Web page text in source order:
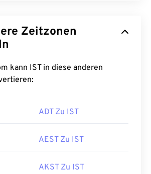
Zeitzonen
kann IST in diese anderen
ADT Zu IST
AEST Zu IST
AKST Zu IST